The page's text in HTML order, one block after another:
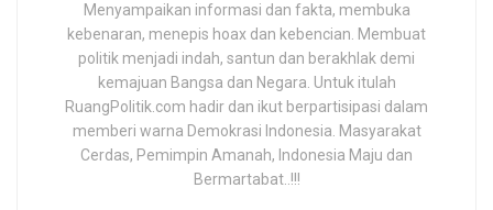
Menyampaikan informasi dan fakta, membuka
kebenaran, menepis hoax dan kebencian. Membuat
politik menjadi indah, santun dan berakhlak demi
kemajuan Bangsa dan Negara. Untuk itulah
RuangPolitik.com hadir dan ikut berpartisipasi dalam
memberi warna Demokrasi Indonesia. Masyarakat
Cerdas, Pemimpin Amanah, Indonesia Maju dan
Bermartabat..!!!